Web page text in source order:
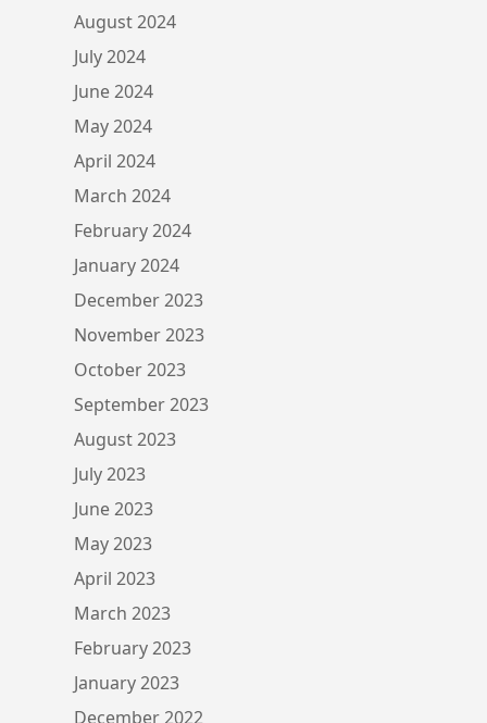
August 2024
July 2024
June 2024
May 2024
April 2024
March 2024
February 2024
January 2024
December 2023
November 2023
October 2023
September 2023
August 2023
July 2023
June 2023
May 2023
April 2023
March 2023
February 2023
January 2023
December 2022